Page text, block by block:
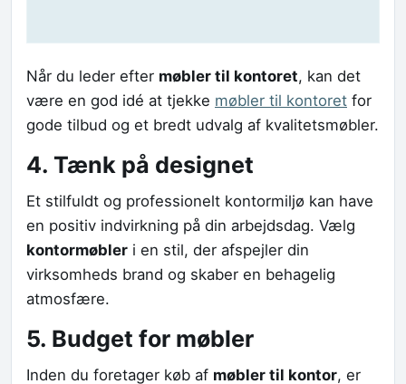
Når du leder efter møbler til kontoret, kan det
være en god idé at tjekke møbler til kontoret for
gode tilbud og et bredt udvalg af kvalitetsmøbler.
4. Tænk på designet
Et stilfuldt og professionelt kontormiljø kan have
en positiv indvirkning på din arbejdsdag. Vælg
kontormøbler i en stil, der afspejler din
virksomheds brand og skaber en behagelig
atmosfære.
5. Budget for møbler
Inden du foretager køb af møbler til kontor, er